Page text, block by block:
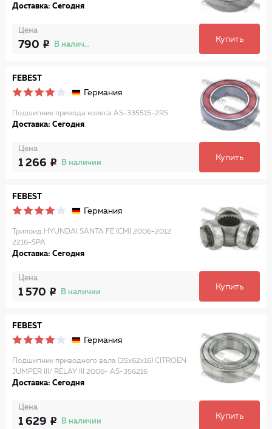
Доставка: Сегодня
Цена
790 В наличии
Купить
FEBEST
Германия
Подшипник привода колеса AS-335515-2RS
Доставка: Сегодня
Цена
1 266 В наличии
Купить
FEBEST
Германия
Трипоид HYUNDAI SANTA FE (CM) 2006-2012
2216-SPA
Доставка: Сегодня
Цена
1 570 В наличии
Купить
FEBEST
Германия
Подшипник приводного вала (35x62x16) CITROEN
JUMPER III/ RELAY III 2006- AS-356216
Доставка: Сегодня
Цена
1 629 В наличии
Купить